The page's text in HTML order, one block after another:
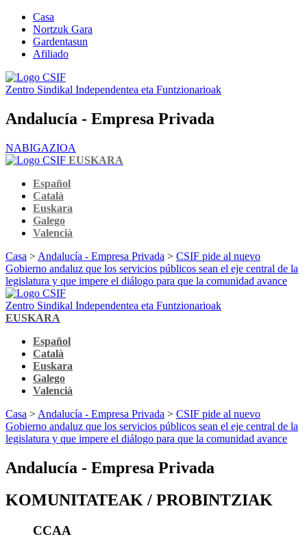
Casa
Nortzuk Gara
Gardentasun
Afiliado
Zentro Sindikal Independentea eta Funtzionarioak
Andalucía - Empresa Privada
NABIGAZIOA
EUSKARA
Español
Català
Euskara
Galego
Valencià
Casa > Andalucía - Empresa Privada > CSIF pide al nuevo
Gobierno andaluz que los servicios públicos sean el eje central de la
legislatura y que impere el diálogo para que la comunidad avance
Zentro Sindikal Independentea eta Funtzionarioak
EUSKARA
Español
Català
Euskara
Galego
Valencià
Casa > Andalucía - Empresa Privada > CSIF pide al nuevo
Gobierno andaluz que los servicios públicos sean el eje central de la
legislatura y que impere el diálogo para que la comunidad avance
Andalucía - Empresa Privada
KOMUNITATEAK / PROBINTZIAK
CCAA